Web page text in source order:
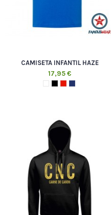
CAMISETA INFANTIL HAZE
17,95 €